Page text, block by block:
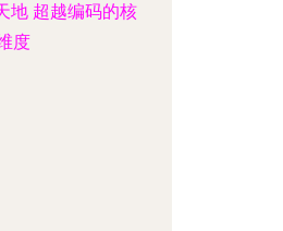
地 超越编码的核
度